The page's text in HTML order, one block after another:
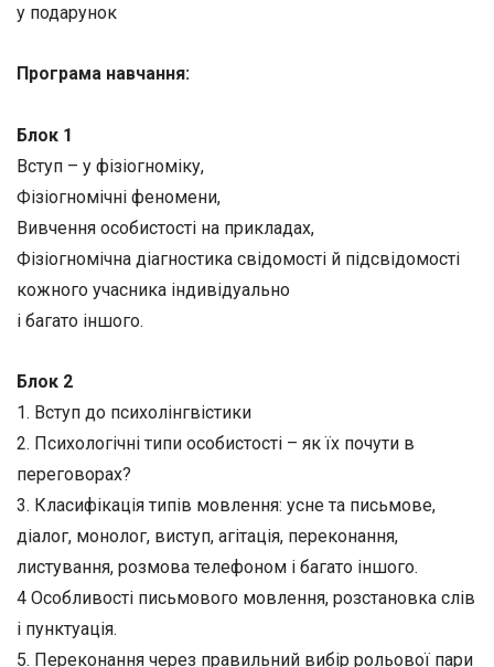
у подарунок
Програма навчання:
Блок 1
Вступ – у фізіогноміку,
Фізіогномічні феномени,
Вивчення особистості на прикладах,
Фізіогномічна діагностика свідомості й підсвідомості
кожного учасника індивідуально
і багато іншого.
Блок 2
1. Вступ до психолінгвістики
2. Психологічні типи особистості – як їх почути в
переговорах?
3. Класифікація типів мовлення: усне та письмове,
діалог, монолог, виступ, агітація, переконання,
листування, розмова телефоном і багато іншого.
4 Особливості письмового мовлення, розстановка слів
і пунктуація.
5. Переконання через правильний вибір рольової пари